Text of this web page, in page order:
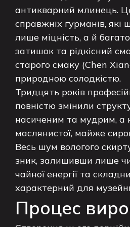
антикварний млинець.
справжніх гурманів, які
лише міцність, а й
затишок та рідкісний
старого смаку (Chen
природною солодкістю.
Тридцять років
повністю змінили
насиченим та мудрим, а
маслянистої, майже
Весь шум вологого
зник, залишивши лише
чайної енергії та
характерний для
Процес